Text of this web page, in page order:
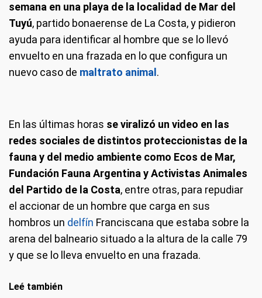
semana en una playa de la localidad de Mar del
Tuyú, partido bonaerense de La Costa, y pidieron
ayuda para identificar al hombre que se lo llevó
envuelto en una frazada en lo que configura un
nuevo caso de maltrato animal .
En las últimas horas se viralizó un video en las
redes sociales de distintos proteccionistas de la
fauna y del medio ambiente como Ecos de Mar,
Fundación Fauna Argentina y Activistas Animales
del Partido de la Costa, entre otras, para repudiar
el accionar de un hombre que carga en sus
hombros un delfín Franciscana que estaba sobre la
arena del balneario situado a la altura de la calle 79
y que se lo lleva envuelto en una frazada.
Leé también